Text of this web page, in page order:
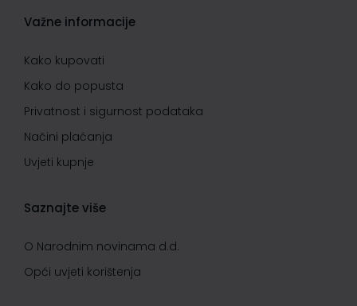
Važne informacije
Kako kupovati
Kako do popusta
Privatnost i sigurnost podataka
Načini plaćanja
Uvjeti kupnje
Saznajte više
O Narodnim novinama d.d.
Opći uvjeti korištenja